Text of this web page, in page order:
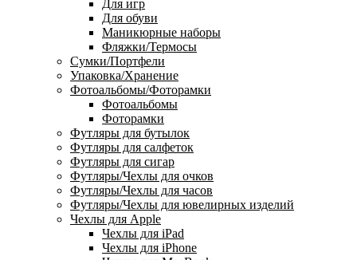
Для игр
Для обуви
Маникюрные наборы
Фляжки/Термосы
Сумки/Портфели
Упаковка/Хранение
Фотоальбомы/Фоторамки
Фотоальбомы
Фоторамки
Футляры для бутылок
Футляры для салфеток
Футляры для сигар
Футляры/Чехлы для очков
Футляры/Чехлы для часов
Футляры/Чехлы для ювелирных изделий
Чехлы для Apple
Чехлы для iPad
Чехлы для iPhone